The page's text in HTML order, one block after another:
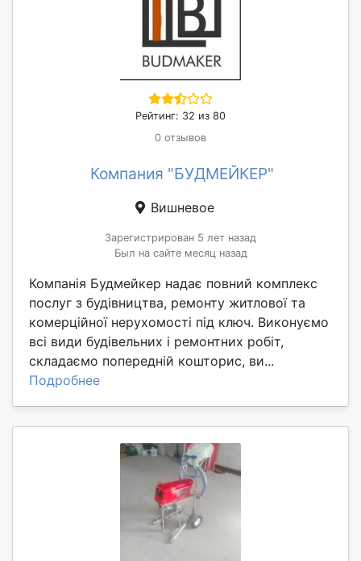
Рейтинг: 32 из 80
0 отзывов
Компания "БУДМЕЙКЕР"
Вишневое
Зарегистрирован 5 лет назад
Был на сайте месяц назад
Компанія Будмейкер надає повний комплекс
послуг з будівництва, ремонту житлової та
комерційної нерухомості під ключ. Виконуємо
всі види будівельних і ремонтних робіт,
складаємо попередній кошторис, ви...
Подробнее